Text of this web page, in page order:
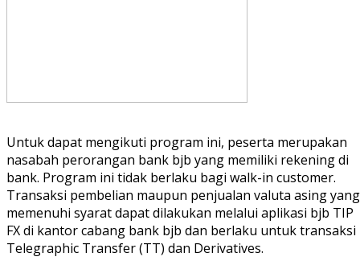
Untuk dapat mengikuti program ini, peserta merupakan
nasabah perorangan bank bjb yang memiliki rekening di
bank. Program ini tidak berlaku bagi walk-in customer.
Transaksi pembelian maupun penjualan valuta asing yang
memenuhi syarat dapat dilakukan melalui aplikasi bjb TIP
FX di kantor cabang bank bjb dan berlaku untuk transaksi
Telegraphic Transfer (TT) dan Derivatives.